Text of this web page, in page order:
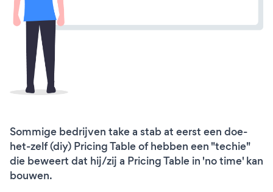
Sommige bedrijven take a stab at eerst een doe-
het-zelf (diy) Pricing Table of hebben een "techie"
die beweert dat hij/zij a Pricing Table in 'no time' kan
bouwen.